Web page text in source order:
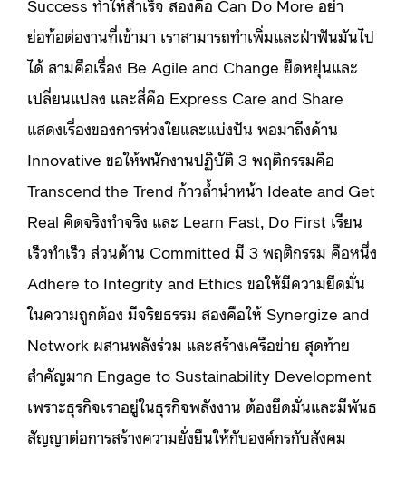
Success ทำให้สำเร็จ สองคือ Can Do More อย่า
ย่อท้อต่องานที่เข้ามา เราสามารถทำเพิ่มและฝ่าฟันมันไป
ได้ สามคือเรื่อง Be Agile and Change ยืดหยุ่นและ
เปลี่ยนแปลง และสี่คือ Express Care and Share
แสดงเรื่องของการห่วงใยและแบ่งปัน พอมาถึงด้าน
Innovative ขอให้พนักงานปฏิบัติ 3 พฤติกรรมคือ
Transcend the Trend ก้าวล้ำนำหน้า Ideate and Get
Real คิดจริงทำจริง และ Learn Fast, Do First เรียน
เร็วทำเร็ว ส่วนด้าน Committed มี 3 พฤติกรรม คือหนึ่ง
Adhere to Integrity and Ethics ขอให้มีความยึดมั่น
ในความถูกต้อง มีจริยธรรม สองคือให้ Synergize and
Network ผสานพลังร่วม และสร้างเครือข่าย สุดท้าย
สำคัญมาก Engage to Sustainability Development
เพราะธุรกิจเราอยู่ในธุรกิจพลังงาน ต้องยึดมั่นและมีพันธ
สัญญาต่อการสร้างความยั่งยืนให้กับองค์กรกับสังคม